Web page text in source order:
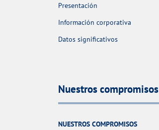
Presentación
Información corporativa
Datos significativos
Nuestros compromisos
NUESTROS COMPROMISOS